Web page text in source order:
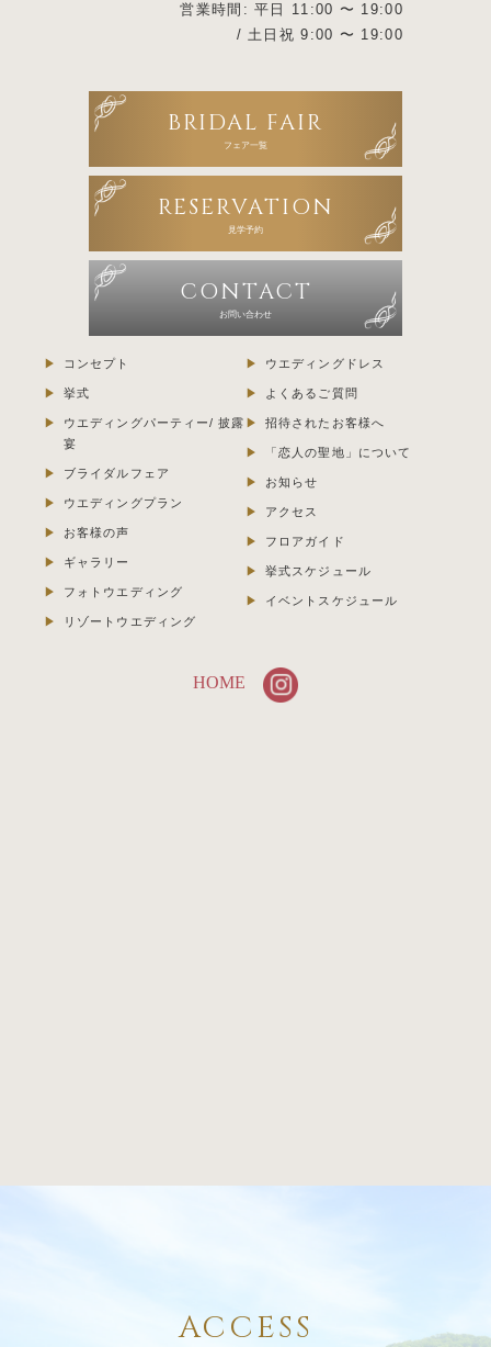
営業時間: 平日 11:00 〜 19:00
/ 土日祝 9:00 〜 19:00
BRIDAL FAIR
フェア一覧
RESERVATION
見学予約
CONTACT
お問い合わせ
コンセプト
挙式
ウエディングパーティー/ 披露
宴
ブライダルフェア
ウエディングプラン
お客様の声
ギャラリー
フォトウエディング
リゾートウエディング
ウエディングドレス
よくあるご質問
招待されたお客様へ
「恋人の聖地」について
お知らせ
アクセス
フロアガイド
挙式スケジュール
イベントスケジュール
HOME
ACCESS